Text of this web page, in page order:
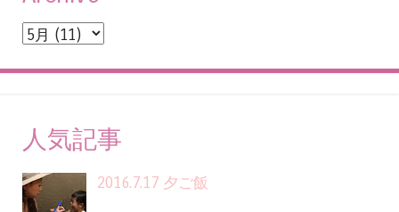
人気記事
2016.7.17 夕ご飯